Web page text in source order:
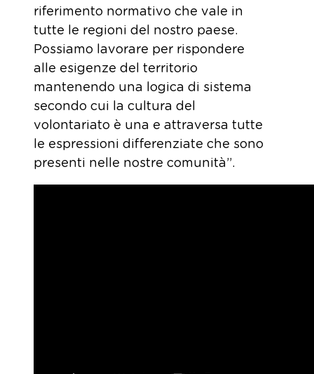
riferimento normativo che vale in
tutte le regioni del nostro paese.
Possiamo lavorare per rispondere
alle esigenze del territorio
mantenendo una logica di sistema
secondo cui la cultura del
volontariato è una e attraversa tutte
le espressioni differenziate che sono
presenti nelle nostre comunità”.